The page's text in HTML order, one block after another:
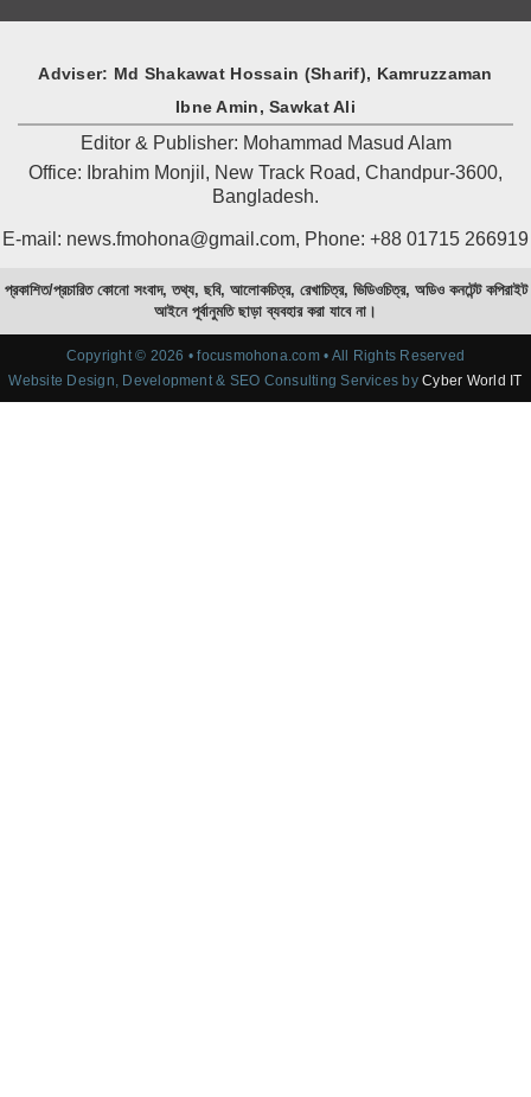
Adviser: Md Shakawat Hossain (Sharif), Kamruzzaman
Ibne Amin, Sawkat Ali
Editor & Publisher: Mohammad Masud Alam
Office: Ibrahim Monjil, New Track Road, Chandpur-3600,
Bangladesh.
E-mail: news.fmohona@gmail.com, Phone: +88 01715 266919
প্রকাশিত/প্রচারিত কোনো সংবাদ, তথ্য, ছবি, আলোকচিত্র, রেখাচিত্র, ভিডিওচিত্র, অডিও কনটেন্ট কপিরাইট
আইনে পূর্বানুমতি ছাড়া ব্যবহার করা যাবে না।
Copyright © 2026 • focusmohona.com • All Rights Reserved
Website Design, Development & SEO Consulting Services byCyber World IT